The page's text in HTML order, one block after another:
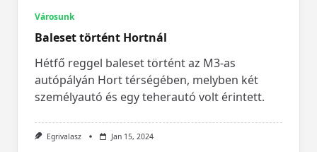
Városunk
Baleset történt Hortnál
Hétfő reggel baleset történt az M3-as
autópályán Hort térségében, melyben két
személyautó és egy teherautó volt érintett.
Egrivalasz Jan 15, 2024